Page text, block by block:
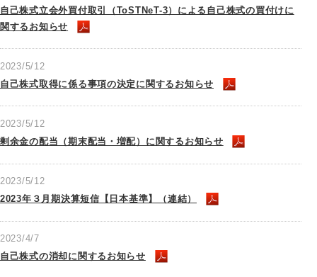
自己株式立会外買付取引（ToSTNeT-3）による自己株式の買付けに
関するお知らせ
2023/5/12
自己株式取得に係る事項の決定に関するお知らせ
2023/5/12
剰余金の配当（期末配当・増配）に関するお知らせ
2023/5/12
2023年３月期決算短信【日本基準】（連結）
2023/4/7
自己株式の消却に関するお知らせ